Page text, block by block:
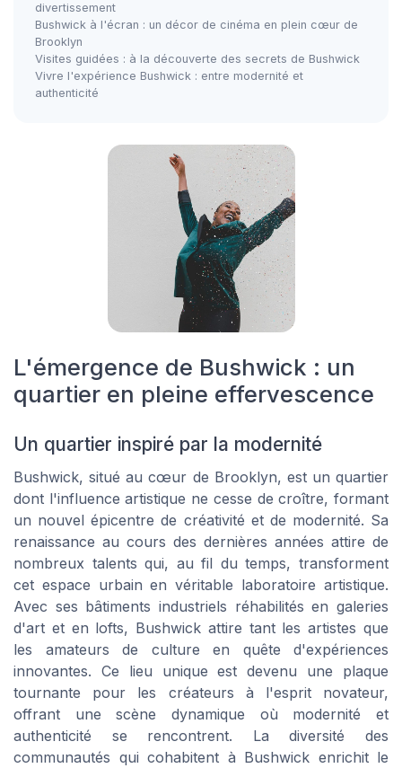
divertissement
Bushwick à l'écran : un décor de cinéma en plein cœur de
Brooklyn
Visites guidées : à la découverte des secrets de Bushwick
Vivre l'expérience Bushwick : entre modernité et
authenticité
L'émergence de Bushwick : un
quartier en pleine effervescence
Un quartier inspiré par la modernité
Bushwick, situé au cœur de Brooklyn, est un quartier
dont l'influence artistique ne cesse de croître, formant
un nouvel épicentre de créativité et de modernité. Sa
renaissance au cours des dernières années attire de
nombreux talents qui, au fil du temps, transforment
cet espace urbain en véritable laboratoire artistique.
Avec ses bâtiments industriels réhabilités en galeries
d'art et en lofts, Bushwick attire tant les artistes que
les amateurs de culture en quête d'expériences
innovantes. Ce lieu unique est devenu une plaque
tournante pour les créateurs à l'esprit novateur,
offrant une scène dynamique où modernité et
authenticité se rencontrent. La diversité des
communautés qui cohabitent à Bushwick enrichit le